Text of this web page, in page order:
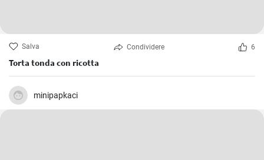
Salva Condividere 6
Torta tonda con ricotta
minipapkaci